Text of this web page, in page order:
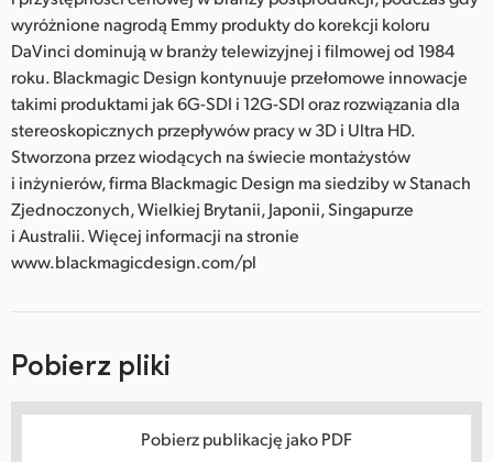
wyróżnione nagrodą Emmy produkty do korekcji koloru
DaVinci dominują w branży telewizyjnej i filmowej od 1984
roku. Blackmagic Design kontynuuje przełomowe innowacje
takimi produktami jak 6G-SDI i 12G-SDI oraz rozwiązania dla
stereoskopicznych przepływów pracy w 3D i Ultra HD.
Stworzona przez wiodących na świecie montażystów
i inżynierów, firma Blackmagic Design ma siedziby w Stanach
Zjednoczonych, Wielkiej Brytanii, Japonii, Singapurze
i Australii. Więcej informacji na stronie
www.blackmagicdesign.com/pl
Pobierz pliki
Pobierz publikację jako PDF